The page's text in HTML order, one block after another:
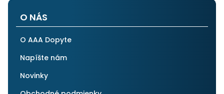
O NÁS
O AAA Dopyte
Napíšte nám
Novinky